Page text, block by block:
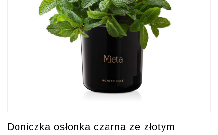
Doniczka osłonka czarna ze złotym